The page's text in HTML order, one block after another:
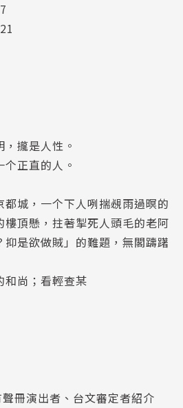
攏是人性。
正直的人。
城，一个下人咧揣覕雨過暝的
頂懸，拄著掣死人頭毛的老阿
是欲做賊」的難題，無閣躊躇
和尚；看輕查某
冊演出者、台文審定者紹介